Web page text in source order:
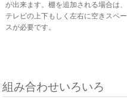
が出来ます。棚を追加される場合は、
テレビの上下もしく左右に空きスペー
スが必要です。
組み合わせいろいろ